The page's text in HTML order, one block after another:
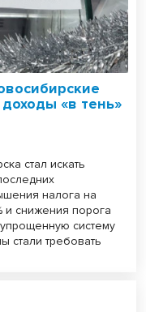
«в тень»
стал искать
налога на
и снижения порога
систему
стали требовать